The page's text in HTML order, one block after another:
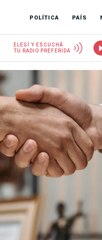
POLÍTICA PAÍS
ELEGÍ Y ESCUCHÁ
TU RADIO PREFERIDA